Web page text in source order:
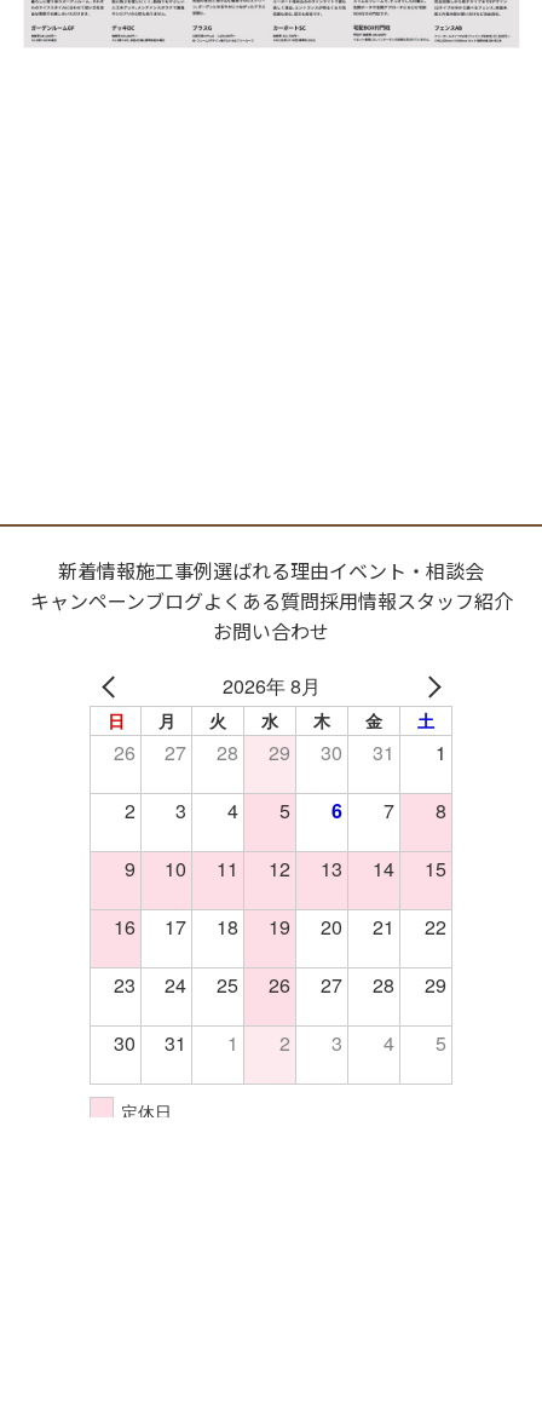
新着情報施工事例選ばれる理由イベント・相談会
キャンペーンブログよくある質問採用情報スタッフ紹介
お問い合わせ
2026年 8月
日 月 火 水 木 金 土
26 27 28 29 30 31 1
2 3 4 5 6 7 8
9 10 11 12 13 14 15
16 17 18 19 20 21 22
23 24 25 26 27 28 29
30 31 1 2 3 4 5
定休日